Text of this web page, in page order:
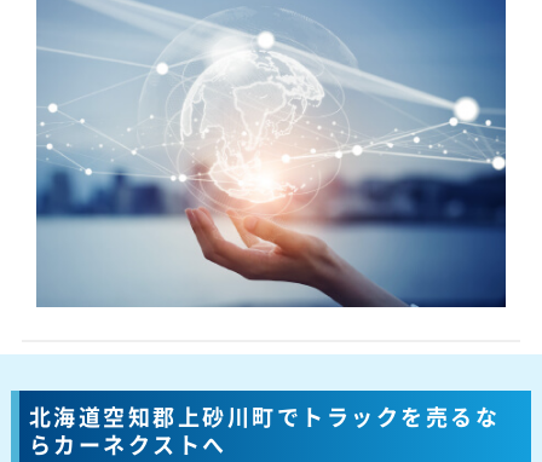
北海道空知郡上砂川町でトラックを売るな
らカーネクストへ